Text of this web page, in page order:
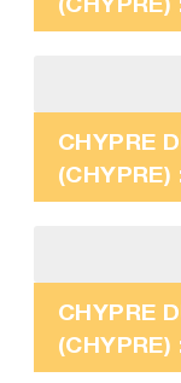
CHYPRE
(CHYPRE)
CHYPRE
(CHYPRE)